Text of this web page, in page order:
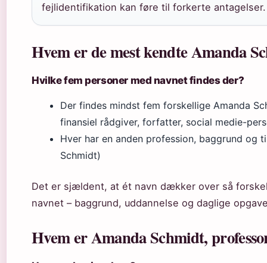
fejlidentifikation kan føre til forkerte antagelser.
Hvem er de mest kendte Amanda
Hvilke fem personer med navnet findes der?
Der findes mindst fem forskellige Amanda
finansiel rådgiver, forfatter, social medie-
Hver har en anden profession, baggrund og
Schmidt)
Det er sjældent, at ét navn dækker over så
navnet – baggrund, uddannelse og daglige
Hvem er Amanda Schmidt,